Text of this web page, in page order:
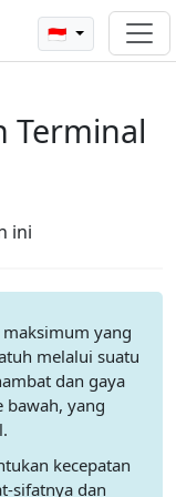
🇮🇩
Terminal
ini
maksimum yang
melalui suatu
dan gaya
bawah, yang
kecepatan
sifatnya dan